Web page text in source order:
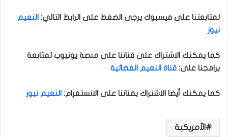
لمتابعتنا على فيسبوك يرجى الضغط على الرابط التالي: النعيم
نيوز
كما يمكنك الاشتراك على قناتنا على منصة يوتيوب لمتابعة
برامجنا على: قناة النعيم الفضائية
كما يمكنك أيضا الاشتراك بقناتنا على الانستغرام: النعيم نيوز
الأمريكية